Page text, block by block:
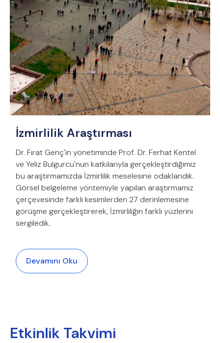
İzmirlilik Araştırması
Dr. Fırat Genç'in yönetiminde Prof. Dr. Ferhat Kentel
ve Yeliz Bulgurcu'nun katkılarıyla gerçekleştirdiğimiz
bu araştırmamızda İzmirlilik meselesine odaklandık.
Görsel belgeleme yöntemiyle yapılan araştırmamız
çerçevesinde farklı kesimlerden 27 derinlemesine
görüşme gerçekleştirerek, İzmirliliğin farklı yüzlerini
sergiledik.
Devamını Oku
Etkinlik Takvimi